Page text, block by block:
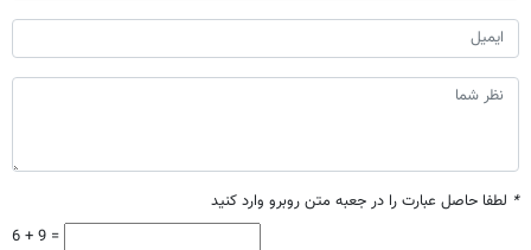
* لطفا حاصل عبارت را در جعبه متن روبرو وارد کنید
6 + 9 =